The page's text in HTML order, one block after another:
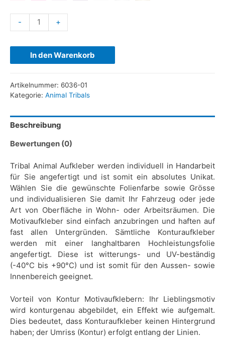
- +
In den Warenkorb
Artikelnummer: 6036-01
Kategorie: Animal Tribals
Beschreibung
Bewertungen (0)
Tribal Animal Aufkleber werden individuell in Handarbeit
für Sie angefertigt und ist somit ein absolutes Unikat.
Wählen Sie die gewünschte Folienfarbe sowie Grösse
und individualisieren Sie damit Ihr Fahrzeug oder jede
Art von Oberfläche in Wohn- oder Arbeitsräumen. Die
Motivaufkleber sind einfach anzubringen und haften auf
fast allen Untergründen. Sämtliche Konturaufkleber
werden mit einer langhaltbaren Hochleistungsfolie
angefertigt. Diese ist witterungs- und UV-beständig
(-40°C bis +90°C) und ist somit für den Aussen- sowie
Innenbereich geeignet.
Vorteil von Kontur Motivaufklebern: Ihr Lieblingsmotiv
wird konturgenau abgebildet, ein Effekt wie aufgemalt.
Dies bedeutet, dass Konturaufkleber keinen Hintergrund
haben; der Umriss (Kontur) erfolgt entlang der Linien.